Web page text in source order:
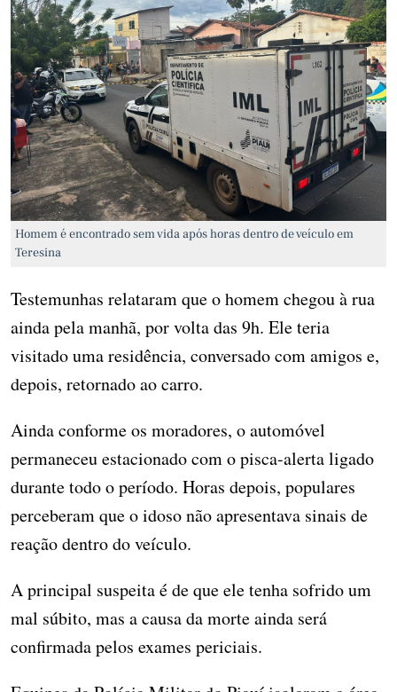
Homem é encontrado sem vida após horas dentro de veículo em
Teresina
Testemunhas relataram que o homem chegou à rua
ainda pela manhã, por volta das 9h. Ele teria
visitado uma residência, conversado com amigos e,
depois, retornado ao carro.
Ainda conforme os moradores, o automóvel
permaneceu estacionado com o pisca-alerta ligado
durante todo o período. Horas depois, populares
perceberam que o idoso não apresentava sinais de
reação dentro do veículo.
A principal suspeita é de que ele tenha sofrido um
mal súbito, mas a causa da morte ainda será
confirmada pelos exames periciais.